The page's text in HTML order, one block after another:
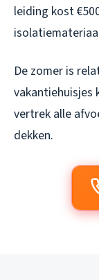
leiding kost
De zomer is
vakantiehuisjes
vertrek alle
dekken.